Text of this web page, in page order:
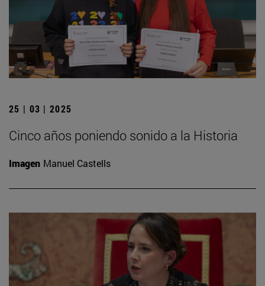
25 | 03 | 2025
Cinco años poniendo sonido a la Historia
Imagen Manuel Castells